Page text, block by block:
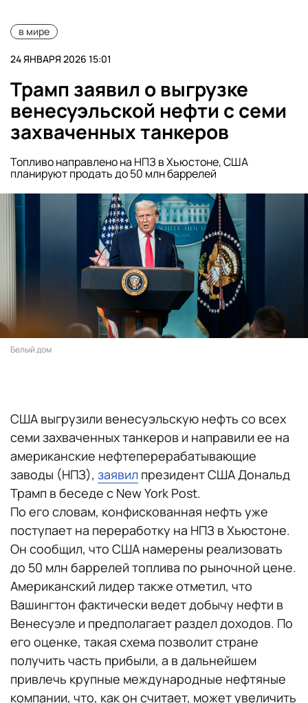
в мире
24 ЯНВАРЯ 2026 15:01
Трамп заявил о выгрузке
венесуэльской нефти с семи
захваченных танкеров
Топливо направлено на НПЗ в Хьюстоне, США
планируют продать до 50 млн баррелей
Белый дом
США выгрузили венесуэльскую нефть со всех
семи захваченных танкеров и направили ее на
американские нефтеперерабатывающие
заводы (НПЗ), заявил президент США Дональд
Трамп в беседе с New York Post.
По его словам, конфискованная нефть уже
поступает на переработку на НПЗ в Хьюстоне.
Он сообщил, что США намерены реализовать
до 50 млн баррелей топлива по рыночной цене.
Американский лидер также отметил, что
Вашингтон фактически ведет добычу нефти в
Венесуэле и предполагает раздел доходов. По
его оценке, такая схема позволит стране
получить часть прибыли, а в дальнейшем
привлечь крупные международные нефтяные
компании, что, как он считает, может увеличить